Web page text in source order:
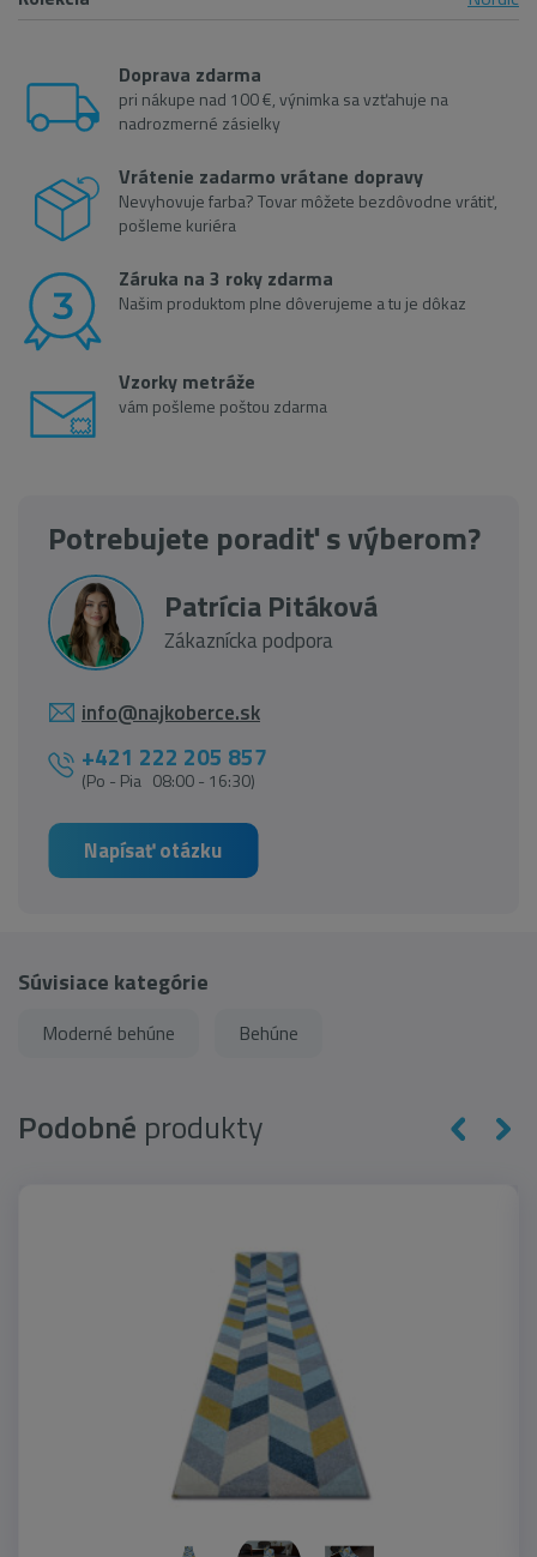
Doprava zdarma
pri nákupe nad 100 €, výnimka sa vzťahuje na
nadrozmerné zásielky
Vrátenie zadarmo vrátane dopravy
Nevyhovuje farba? Tovar môžete bezdôvodne vrátiť,
pošleme kuriéra
Záruka na 3 roky zdarma
Našim produktom plne dôverujeme a tu je dôkaz
Vzorky metráže
vám pošleme poštou zdarma
Potrebujete poradiť s výberom?
Patrícia Pitáková
Zákaznícka podpora
info@najkoberce.sk
+421 222 205 857
(Po - Pia 08:00 - 16:30)
Napísať otázku
Súvisiace kategórie
Moderné behúne Behúne
Podobné produkty